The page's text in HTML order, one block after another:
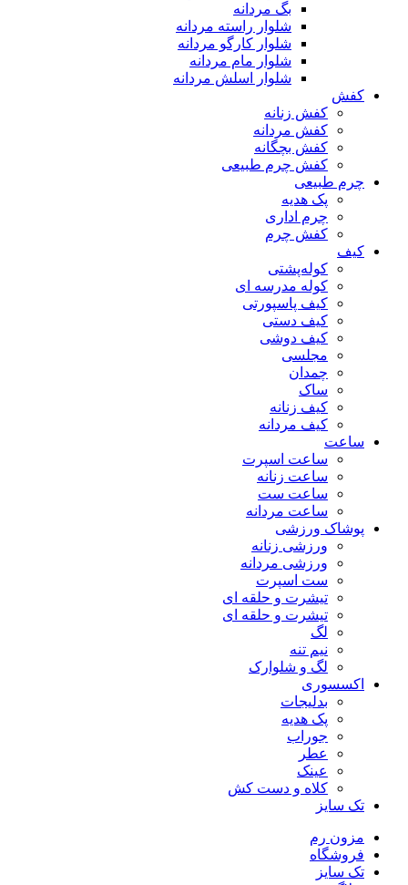
بگ مردانه
شلوار راسته مردانه
شلوار کارگو مردانه
شلوار مام مردانه
شلوار اسلش مردانه
کفش
کفش زنانه
کفش مردانه
کفش بچگانه
کفش چرم طبیعی
چرم طبیعی
پک هدیه
چرم اداری
کفش چرم
کیف
کوله‌پشتی
کوله مدرسه ای
کیف پاسپورتی
کیف دستی
کیف دوشی
مجلسی
چمدان
ساک
کیف زنانه
کیف مردانه
ساعت
ساعت اسپرت
ساعت زنانه
ساعت ست
ساعت مردانه
پوشاک ورزشی
ورزشی زنانه
ورزشی مردانه
ست اسپرت
تیشرت و حلقه ای
تیشرت و حلقه ای
لگ
نیم تنه
لگ و شلوارک
اکسسوری
بدلیجات
پک هدیه
جوراب
عطر
عینک
کلاه و دست کش
تک سایز
مزون رم
فروشگاه
تک سایز